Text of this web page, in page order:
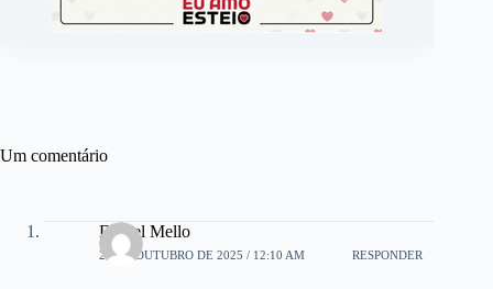
Um comentário
Daniel Mello
22 DE OUTUBRO DE 2025 / 12:10 AM RESPONDER